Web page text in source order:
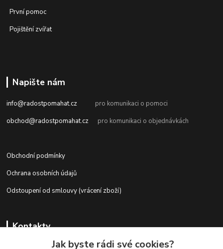
První pomoc
Pojištění zvířat
Napište nám
info@radostpomahat.cz pro komunikaci o pomoci
obchod@radostpomahat.cz pro komunikaci o objednávkách
Obchodní podmínky
Ochrana osobních údajů
Odstoupení od smlouvy (vrácení zboží)
Kontakty
Jak byste rádi své cookies?